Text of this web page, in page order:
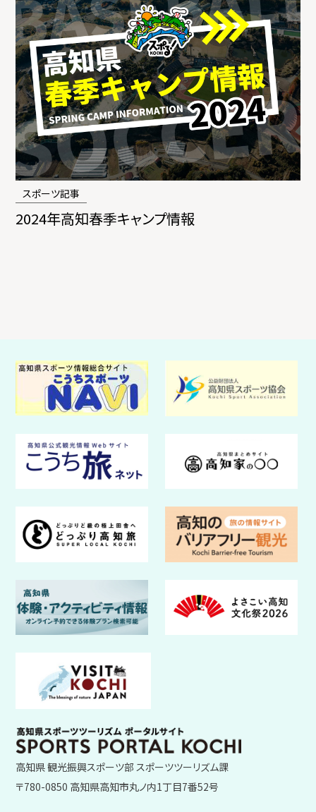
スポーツ記事
2024年高知春季キャンプ情報
高知県 観光振興スポーツ部 スポーツツーリズム課
〒780-0850 高知県高知市丸ノ内1丁目7番52号